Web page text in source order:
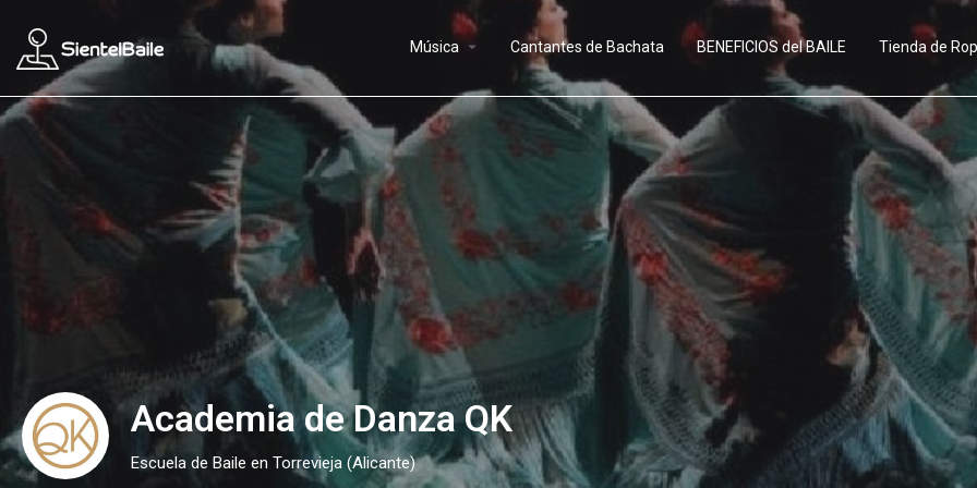
Música arrow_drop_down Cantantes de Bachata BENEFICIOS del BAILE Tienda de
Academia de Danza QK
Escuela de Baile en Torrevieja (Alicante)